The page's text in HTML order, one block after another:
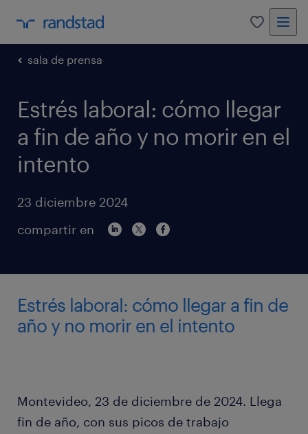
0
sala de prensa
Estrés laboral: cómo llegar
a fin de año y no morir en el
intento
23 diciembre 2024
compartir en
Estrés laboral: cómo llegar a fin de
año y no morir en el intento
Montevideo, 23 de diciembre de 2024. Llega
fin de año, con sus picos de trabajo